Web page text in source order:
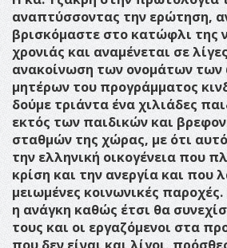
αναπτύσσοντας την ερώτηση,
βρισκόμαστε στο κατώφλι της
χρονιάς και αναμένεται σε
ανακοίνωση των ονομάτων
μητέρων του προγράμματος
δούμε τριάντα ένα χιλιάδες
εκτός των παιδικών και
σταθμών της χώρας, με ότι
την ελληνική οικογένεια που
κρίση και την ανεργία και που
μειωμένες κοινωνικές παροχές.
η ανάγκη καθώς έτσι θα
τους και οι εργαζόμενοι στα